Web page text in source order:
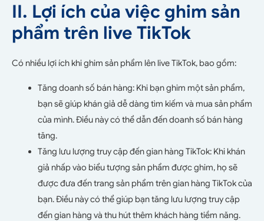
II. Lợi ích của việc ghim sản
phẩm trên live TikTok
Có nhiều lợi ích khi ghim sản phẩm lên live TikTok, bao gồm:
Tăng doanh số bán hàng: Khi bạn ghim một sản phẩm,
bạn sẽ giúp khán giả dễ dàng tìm kiếm và mua sản phẩm
của mình. Điều này có thể dẫn đến doanh số bán hàng
tăng.
Tăng lưu lượng truy cập đến gian hàng TikTok: Khi khán
giả nhấp vào biểu tượng sản phẩm được ghim, họ sẽ
được đưa đến trang sản phẩm trên gian hàng TikTok của
bạn. Điều này có thể giúp bạn tăng lưu lượng truy cập
đến gian hàng và thu hút thêm khách hàng tiềm năng.